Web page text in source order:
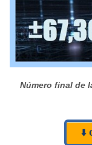
Número final de
⬇️